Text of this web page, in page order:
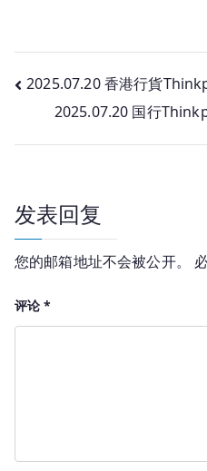
文
航
2025.07.20 香港行貨
2025.07.20 国行
发表回复
您的邮箱地址不会被公开。
评论*